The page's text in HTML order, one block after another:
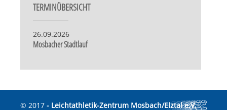
TERMINÜBERSICHT
26.09.2026
Mosbacher Stadtlauf
© 2017 - Leichtathletik-Zentrum Mosbach/Elztal e.V.